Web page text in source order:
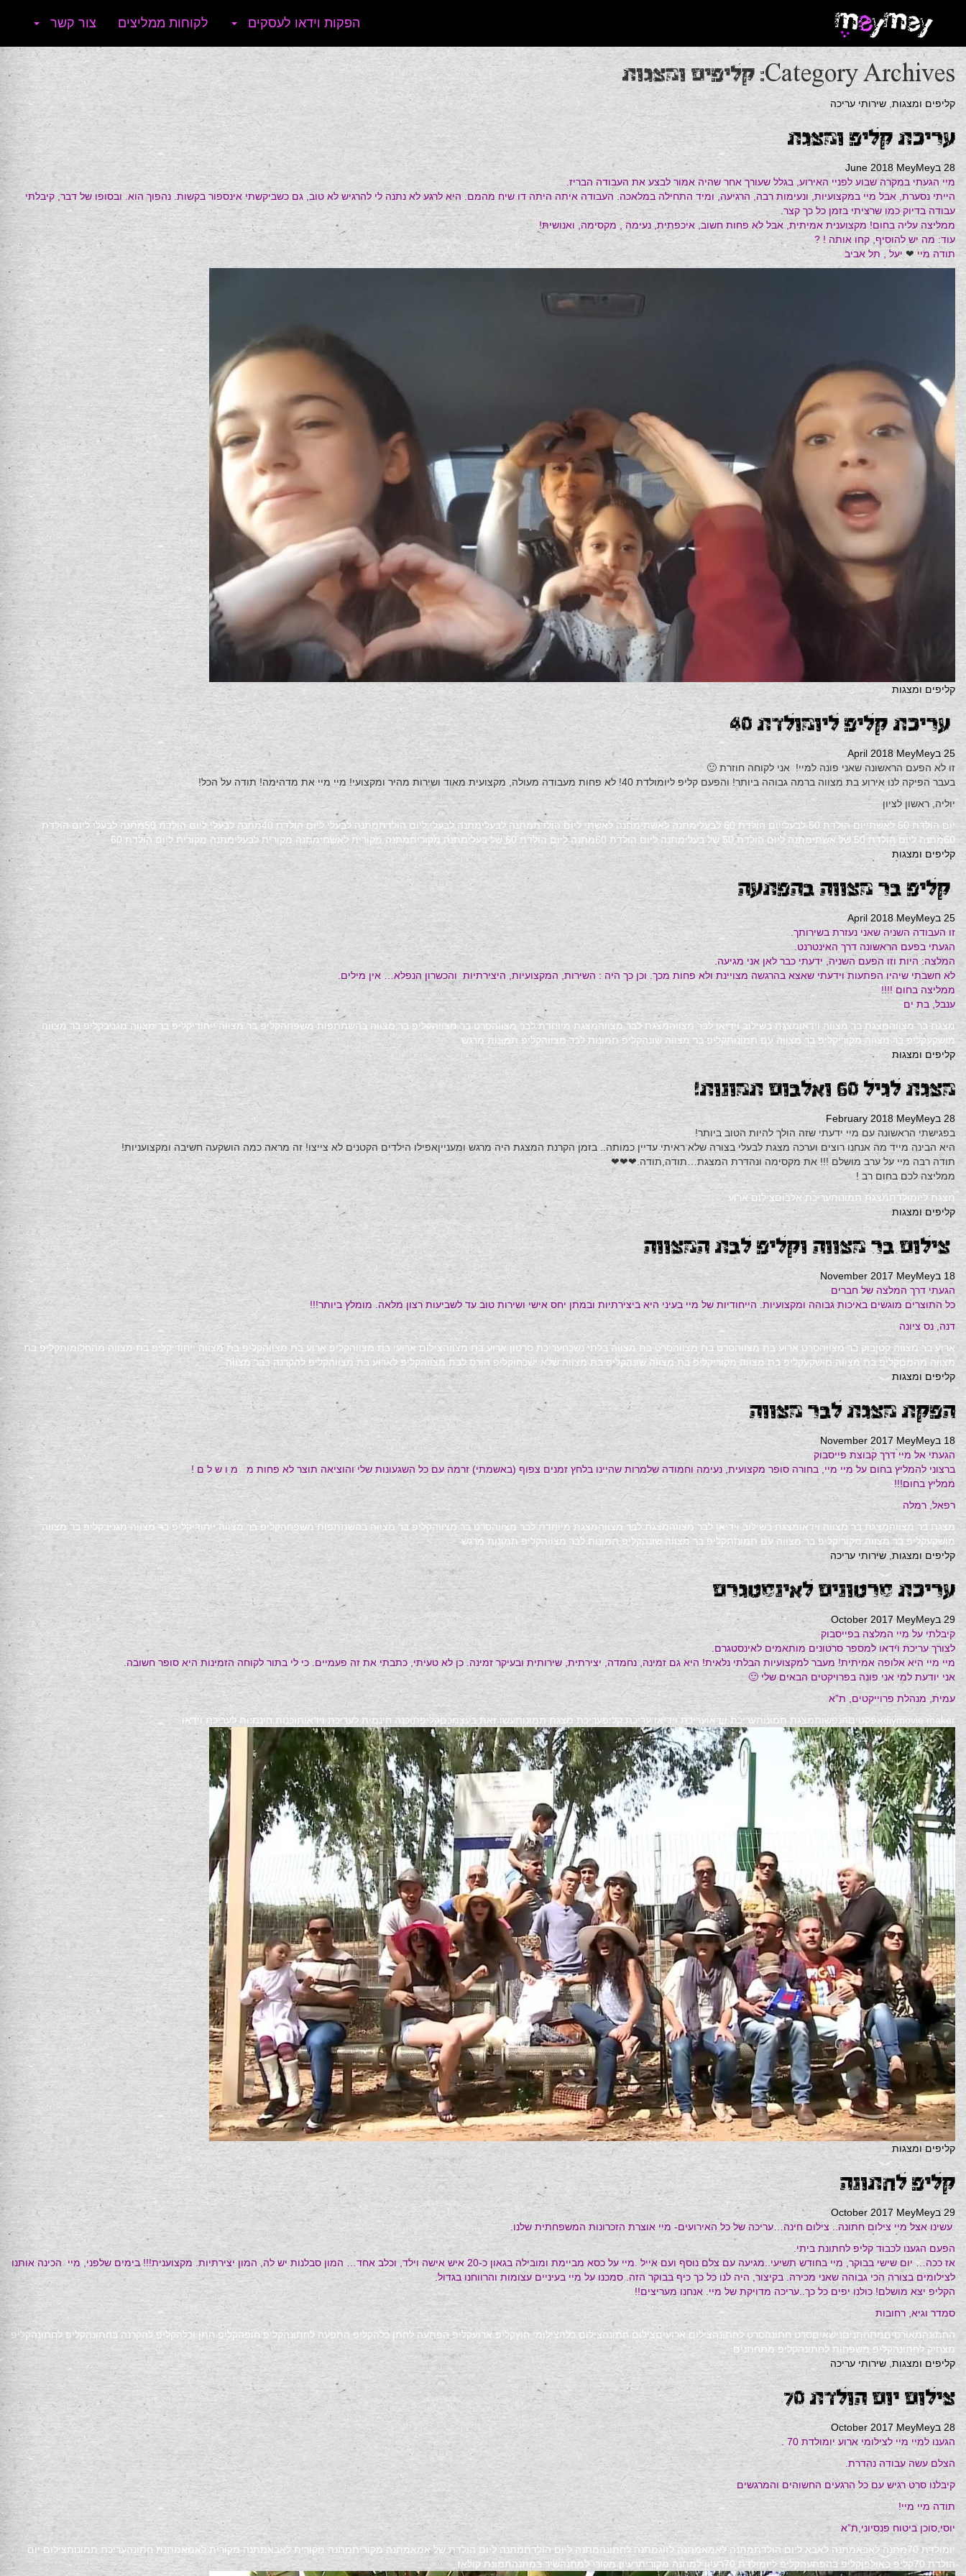
הפקות וידאו לעסקים לקוחות ממליצים צור קשר
Category Archives: קליפים ומצגות
קליפים ומצגות שירותי עריכה
עריכת קליפ ומצגת
28 בJune 2018
MeyMey
מיי הגעתי במקרה שבוע לפניי האירוע, בגלל שעורך אחר שהיה אמור לבצע את העבודה הבריז.
הייתי נסערת, אבל מיי במקצועיות, ונעימות רבה, הרגיעה, ומיד התחילה במלאכה. העבודה איתה היתה דו שיח מהמם. היא לרגע לא נתנה לי להרגיש לא טוב, גם כשביקשתי אינספור בקשות. נהפוך הוא. ובסופו של דבר, קיבלתי
עבודה בדיוק כמו שרציתי בזמן כל כך קצר.
ממליצה עליה בחום! מקצוענית אמיתית, אבל לא פחות חשוב, איכפתית, נעימה , מקסימה, ואנושית!
עוד: מה יש להוסיף, קחו אותה ! ?
תודה מיי ❤ יעל , תל אביב
קליפים ומצגות
עריכת קליפ ליומולדת 40
25 בApril 2018
MeyMey
זו לא הפעם הראשונה שאני פונה למיי! אני לקוחה חוזרת 🙂
בעבר הפיקה לנו אירוע בת מצווה ברמה גבוהה ביותר! והפעם קליפ ליומולדת 40! לא פחות מעבודה מעולה, מקצועית מאוד ושירות מהיר ומקצועי! מיי מיי את מדהימה! תודה על הכל!
יוליה, ראשון לציון
יום הולדת 50 לאשתי
יום הולדת 50 לבעלי יום הולדת 60 לבעלי מתנה לאשתימתנה לאשתי ליום הולדתמתנה לבעלימתנה לבעלי ליום הולדתמתנה לבעלי ליום הולדת 40 מתנה לבעלי ליום הולדת 50
מתנה לבעלי ליום הולדת
60מתנה ליום הולדת 50 של אשתי מתנה ליום הולדת 50 של בעלי מתנה ליום הולדת 60 מתנה ליום הולדת 60 של בעלי מתנה מקוריתמתנה מקורית לאשתימתנה מקורית לבעלימתנה מקורית ליום הולדת 60
קליפים ומצגות
קליפ בר מצווה בהפתעה
25 בApril 2018
MeyMey
זו העבודה השניה שאני נעזרת בשירותך.
הגעתי בפעם הראשונה דרך האינטרנט.
המלצה: היות וזו הפעם השניה, ידעתי כבר לאן אני מגיעה.
לא חשבתי שיהיו הפתעות וידעתי שאצא בהרגשה מצויינת ולא פחות מכך. וכן כך היה : השירות, המקצועיות, היצירתיות והכשרון הנפלא… אין מילים.
ממליצה בחום !!!!
ענבל, בת ים
מצגת בר מצווהמצגת בר מצווה וידאומצגת בשילוב וידיאו לבר מצווהמצגת לבר מצווהמצגת מיוחדת לבר מצווהסרט בר מצווהקליפ בר מצווה בהשתתפות משפחהקליפ בר מצווה ייחודיקליפ בר מצווה מגניבקליפ בר מצווה
מושקעקליפ בר מצווה מקוריקליפ בר מצווה עם תמונותקליפ בר מצווה שונהקליפ תמונות לבר מצווהקליפ תמונות מרגש
קליפים ומצגות
מצגת לגיל 60 ואלבום תמונות!
28 בFebruary 2018
MeyMey
בפגישתי הראשונה עם מיי ידעתי שזה הולך להיות הטוב ביותר!
היא הבינה מייד מה אנחנו רוצים וערכה מצגת לבעלי בצורה שלא ראיתי עדיין כמותה.. בזמן הקרנת המצגת היה מרגש ומענייןאפילו הילדים הקטנים לא צייצו! זה מראה כמה הושקעה חשיבה ומקצועניות!
תודה רבה מיי על ערב מושלם !!! את מקסימה ונהדרת המצגת…תודה,תודה.❤❤❤
ממליצה לכם בחום רב !
מצגת ליומולדתמצגת תמונותעריכת אלבוםצילום ארוע
קליפים ומצגות
צילום בר מצווה וקליפ לבת המצווה
18 בNovember 2017
MeyMey
הגעתי דרך המלצה של חברים
כל התוצרים מוגשים באיכות גבוהה ומקצועיות. הייחודיות של מיי בעיני היא ביצירתיות ובמתן יחס אישי ושירות טוב עד לשביעות רצון מלאה. מומלץ ביותר!!!
דנה, נס ציונה
ארוע בר מצווה קטןבוק בר מצווהסרט ארוע בת מצווהסרט בת מצווהסרט בת מצווה בלתי נשכחעריכת סרטון ארוע בת מצווהצילום ארועי בת מצווהקליפ ארוע בת מצווהקליפ בת מצווה ייחודיקליפ בת מצווה מהחלומותקליפ בת
מצווה מהמםקליפ בת מצווה מושקעקליפ בת מצווה מקוריקליפ בת מצווה שונהקליפ בת מצווה שלא ישכחוקליפ הורס לבת מצווהקליפ לארוע בת מצווהקליפ להקרנה בבר מצווה
קליפים ומצגות
הפקת מצגת לבר מצווה
18 בNovember 2017
MeyMey
הגעתי אל מיי דרך קבוצת פייסבוק
ברצוני להמליץ בחום על מיי מיי, בחורה סופר מקצועית, נעימה וחמודה שלמרות שהיינו בלחץ זמנים צפוף (באשמתי) זרמה עם כל השגעונות שלי והוציאה תוצר לא פחות מ מ ו ש ל ם !
ממליץ בחום!!!
רפאל, רמלה
מצגת בר מצווהמצגת בר מצווה וידאומצגת בשילוב וידיאו לבר מצווהמצגת לבר מצווהמצגת מיוחדת לבר מצווהסרט בר מצווהקליפ בר מצווה בהשתתפות משפחהקליפ בר מצווה ייחודיקליפ בר מצווה מגניבקליפ בר מצווה
מושקעקליפ בר מצווה מקוריקליפ בר מצווה עם תמונותקליפ בר מצווה שונהקליפ תמונות לבר מצווהקליפ תמונות מרגש
קליפים ומצגות,שירותי עריכה
עריכת סרטונים לאינסטגרם
29 בOctober 2017
MeyMey
קיבלתי על מיי המלצה בפייסבוק
לצורך עריכת וידאו למספר סרטונים מותאמים לאינסטגרם.
מיי מיי היא אלופה אמיתית! מעבר למקצועיות הבלתי נלאית! היא גם זמינה, נחמדה, יצירתית, שירותית ובעיקר זמינה. כן לא טעיתי, כתבתי את זה פעמיים. כי לי בתור לקוחה הזמינות היא סופר חשובה.
אני יודעת למי אני פונה בפרויקטים הבאים שלי 🙂
עמית, מנהלת פרוייקטים, ת”א
diymovie maker אפקטיםהנפשותמצגת תמונותעריכת וידאועריכת וידיאו עריכת קליפעריכת מצגת תמונותעשו זאת בעצמכםקליפתוכנה חינמית לעריכת וידאותוכנות חינמיות לעריכת וידאו
קליפים ומצגות
קליפ לחתונה
29 בOctober 2017
MeyMey
עשינו אצל מיי צילום חתונה.. צילום חינה…עריכה של כל האירועים- מיי אוצרת הזכרונות המשפחתית שלנו.
הפעם הגענו לכבוד קליפ לחתונת ביתי.
אז ככה… יום שישי בבוקר, מיי בחודש תשיעי..מגיעה עם צלם נוסף ועם אייל .מיי על כסא מביימת ומובילה בגאון כ-20 איש אישה וילד, וכלב אחד… המון סבלנות יש לה, המון יצירתיות. מקצוענית!!! בימים שלפני, מיי הכינה אותנו
לצילומים בצורה הכי גבוהה שאני מכירה. בקיצור, היה לנו כל כך כיף בבוקר הזה. סמכנו על מיי בעיניים עצומות והרווחנו בגדול.
הקליפ יצא מושלם! כולנו יפים כל כך..עריכה מדויקת של מיי. אנחנו מעריצים!!
סמדר וגיא, רחובות
החתונהמאורסיםמתחתניםנישאיםסרט חתונהסרט לחתונהצילום ארועיםצילום חתונהצילום כלהצילומי חוץקליפ ארועקליפ הפתעה לחתן כלהקליפ התפעה לחתונהקליפ חופהקליפ חתן וכלהקליפ להקרנה בחתונהקליפ לחתונהקליפ
מצחיק לחתונהקליפ משפחות לחתונהקליפ מתחתנים
קליפים ומצגות ,שירותי עריכה
צילום יום הולדת 70
28 בOctober 2017
MeyMey
הגענו למיי מיי לצילומי ארוע יומולדת 70 .
הצלם עשה עבודה נהדרת.
קיבלנו סרט רגיש עם כל הרגעים החשוהים והמרגשים
תודה מיי מיי!
יוסי,סוכן ביטוח פנסיוני,ת”א
יומולדת 70
מתנה לאבאמתנה לאבא ליום הולדתמתנה לאמאמתנה לזוגמתנה לחתונהמתנה ליום הולדתמתנה ליום הולדת של אמאמתנה מקוריתמתנה מקורית לאבאמתנה מקורית לאמאמתנת חתונהעריכת תמונותצילום יום
הולדת 70
קליפ באולפןקליפ בהפתעהקליפ ליומולדת 70 רעיון למתנה מקוריתרעיון מקורי למתנהשיר במתנהתמונת קולאז